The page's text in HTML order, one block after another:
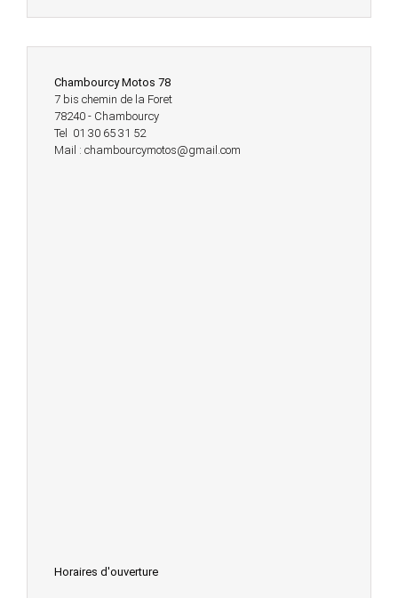
Chambourcy Motos 78
7 bis chemin de la Foret
78240 - Chambourcy
Tel 01 30 65 31 52
Mail : chambourcymotos@gmail.com
Horaires d'ouverture